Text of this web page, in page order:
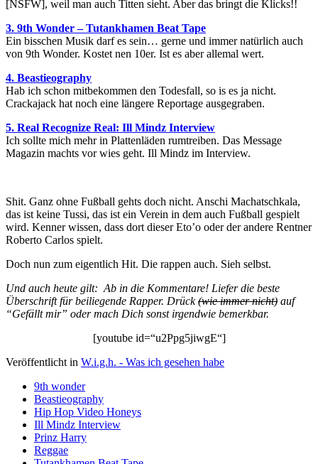
[NSFW], weil man auch Titten sieht. Aber das bringt die Klicks!!
3. 9th Wonder – Tutankhamen Beat Tape
Ein bisschen Musik darf es sein… gerne und immer natürlich auch
von 9th Wonder. Kostet nen 10er. Ist es aber allemal wert.
4. Beastieography
Hab ich schon mitbekommen den Todesfall, so is es ja nicht.
Crackajack hat noch eine längere Reportage ausgegraben.
5. Real Recognize Real: Ill Mindz Interview
Ich sollte mich mehr in Plattenläden rumtreiben. Das Message
Magazin machts vor wies geht. Ill Mindz im Interview.
Shit. Ganz ohne Fußball gehts doch nicht. Anschi Machatschkala,
das ist keine Tussi, das ist ein Verein in dem auch Fußball gespielt
wird. Kenner wissen, dass dort dieser Eto’o oder der andere Rentner
Roberto Carlos spielt.
Doch nun zum eigentlich Hit. Die rappen auch. Sieh selbst.
Und auch heute gilt: Ab in die Kommentare! Liefer die beste
Überschrift für beiliegende Rapper. Drück(wie immer nicht) auf
“Gefällt mir” oder mach Dich sonst irgendwie bemerkbar.
[youtube id=“u2Ppg5jiwgE“]
Veröffentlicht in W.i.g.h. - Was ich gesehen habe
9th wonder
Beastieography
Hip Hop Video Honeys
Ill Mindz Interview
Prinz Harry
Reggae